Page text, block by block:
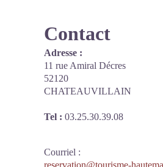
Contact
Adresse :
11 rue Amiral Décres
52120
CHATEAUVILLAIN
Tel : 03.25.30.39.08
Courriel :
reservation@tourisme-